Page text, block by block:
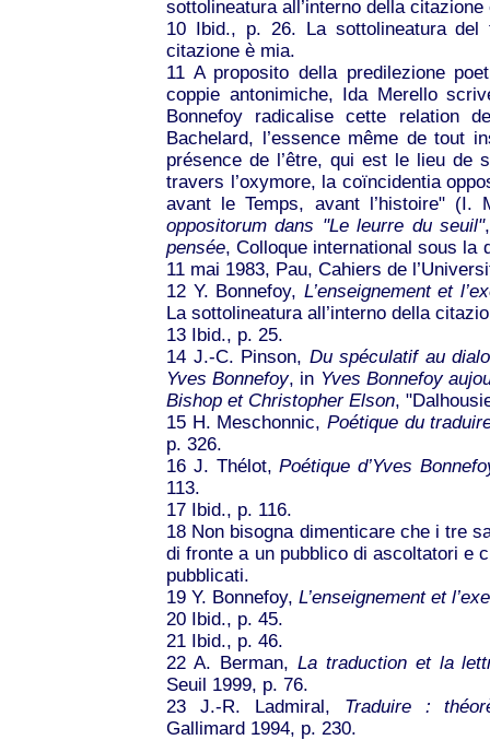
sottolineatura all’interno della citazione
10 Ibid., p. 26. La sottolineatura
citazione è mia.
11 A proposito della predilezione
coppie antonimiche, Ida Merello
Bonnefoy radicalise cette relation
Bachelard, l’essence même de tout
présence de l’être, qui est le lieu de
travers l’oxymore, la coïncidentia
avant le Temps, avant l’histoire" (I.
oppositorum dans "Le leurre du seuil"
pensée, Colloque international sous la
11 mai 1983, Pau, Cahiers de
12 Y. Bonnefoy, L’enseignement et
La sottolineatura all’interno della
13 Ibid., p. 25.
14 J.-C. Pinson, Du spéculatif au
Yves Bonnefoy, in Yves Bonnefoy
Bishop et Christopher Elson,
15 H. Meschonnic, Poétique du
p. 326.
16 J. Thélot,Poétique d’Yves
113.
17 Ibid., p. 116.
18 Non bisogna dimenticare che i tre
di fronte a un pubblico di ascoltatori e
pubblicati.
19 Y. Bonnefoy, L’enseignement et
20 Ibid., p. 45.
21 Ibid., p. 46.
22 A. Berman, La traduction et la
Seuil 1999, p. 76.
23 J.-R. Ladmiral, Traduire :
Gallimard 1994, p. 230.